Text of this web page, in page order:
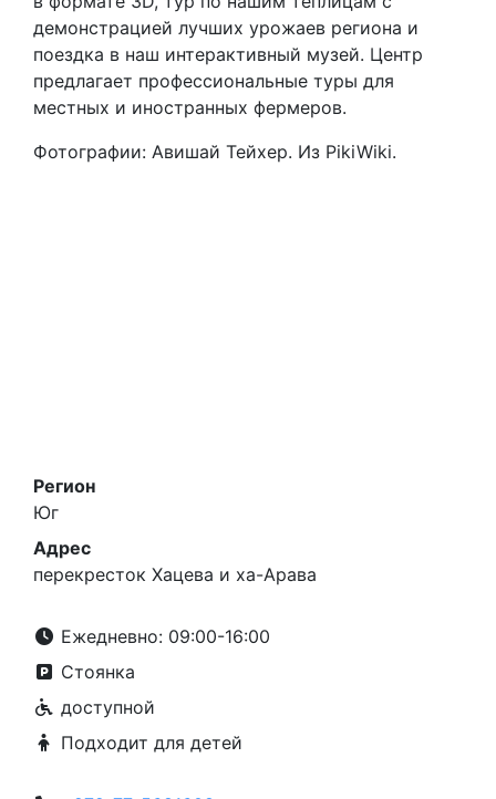
демонстрацией лучших урожаев региона и
поездка в наш интерактивный музей. Центр
предлагает профессиональные туры для
местных и иностранных фермеров.
Фотографии: Авишай Тейхер. Из PikiWiki.
Регион
Юг
Адрес
перекресток Хацева и ха-Арава
Ежедневно: 09:00-16:00
Стоянка
доступной
Подходит для детей